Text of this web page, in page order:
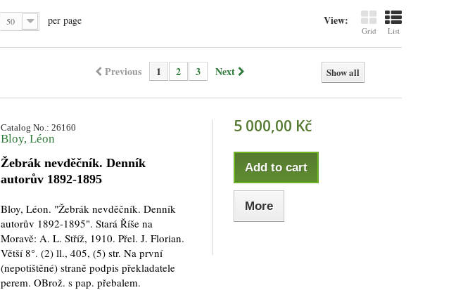
View:
Grid List
50 per page
Show all
Previous 1 2 3 Next
Catalog No.: 26160
Bloy, Léon
Žebrák nevděčník. Denník
autorův 1892-1895
Bloy, Léon. "Žebrák nevděčník. Denník
autorův 1892-1895". Stará Říše na
Moravě: A. L. Stříž, 1910. Přel. J. Florian.
Větší 8°. (2) ll., 405, (5) str. Na první
(nepotištěné) straně podpis překladatele
perem. OBrož. s pap. přebalem.
5 000,00 Kč
Add to cart
More